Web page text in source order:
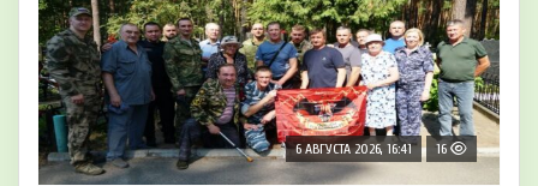
6 АВГУСТА 2026, 16:41 16